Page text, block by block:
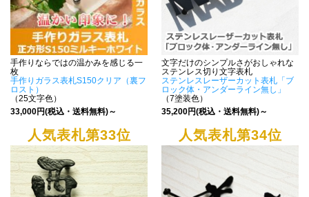
手作りならではの温かみを感じる一
枚
手作りガラス表札S150クリア（裏フ
ロスト）
（25文字色）
33,000円(税込・送料無料)～
文字だけのシンプルさがおしゃれな
ステンレス切り文字表札
ステンレスレーザーカット表札「ブ
ロック体・アンダーライン無し」
（7塗装色）
35,200円(税込・送料無料)～
人気表札第33位 人気表札第34位